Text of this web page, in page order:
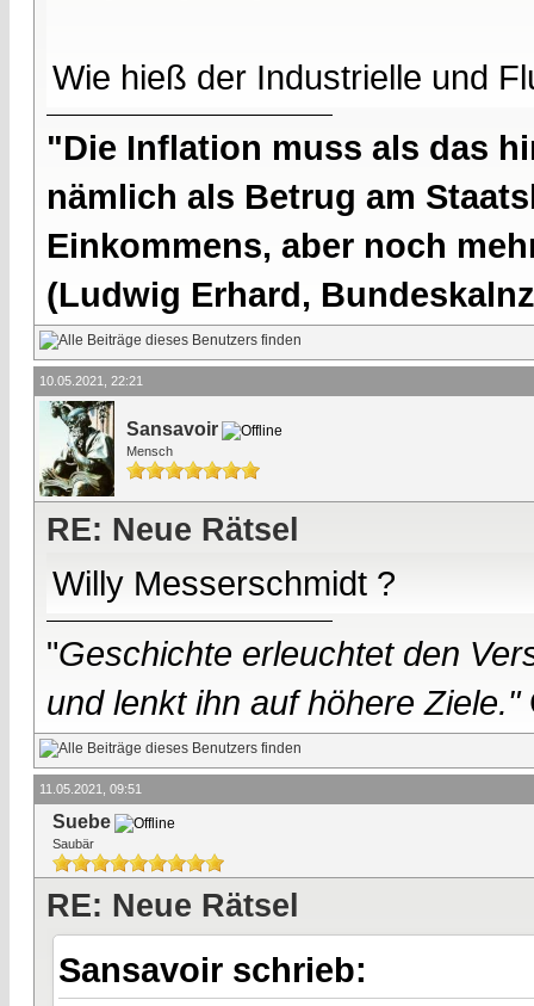
Wie hieß der Industrielle und
"Die Inflation muss als das
nämlich als Betrug am
Einkommens, aber noch
(Ludwig Erhard,
10.05.2021, 22:21
Sansavoir
Mensch
RE: Neue Rätsel
Willy Messerschmidt ?
"Geschichte erleuchtet den
und lenkt ihn auf höhere Ziele."
11.05.2021, 09:51
Suebe
Saubär
RE: Neue Rätsel
Sansavoir schrieb: